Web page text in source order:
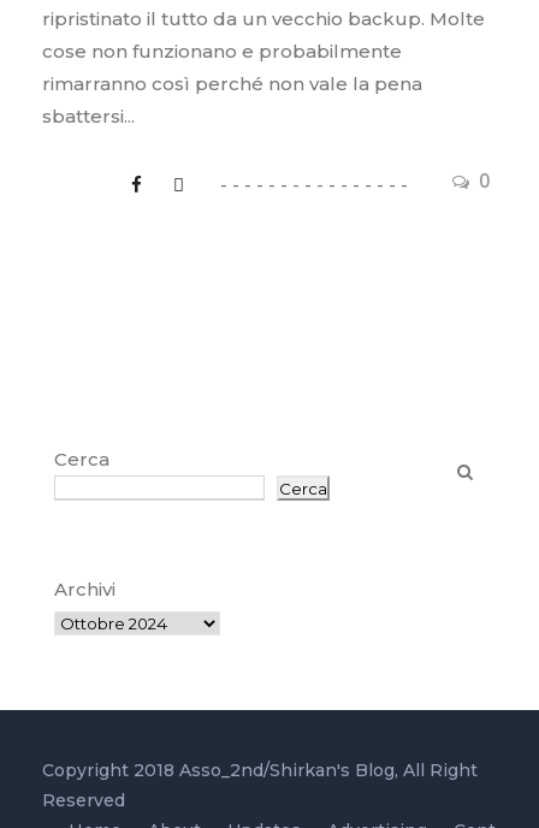
0
ripristinato il tutto da un vecchio backup. Molte
cose non funzionano e probabilmente
rimarranno così perché non vale la pena
sbattersi...
Cerca
Cerca
Archivi
Copyright 2018 Asso_2nd/Shirkan's Blog, All Right
Reserved